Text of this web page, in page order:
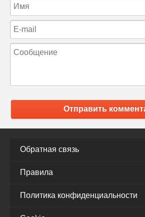
Отправить
Обратная связь
Правила
Политика конфиденциальности